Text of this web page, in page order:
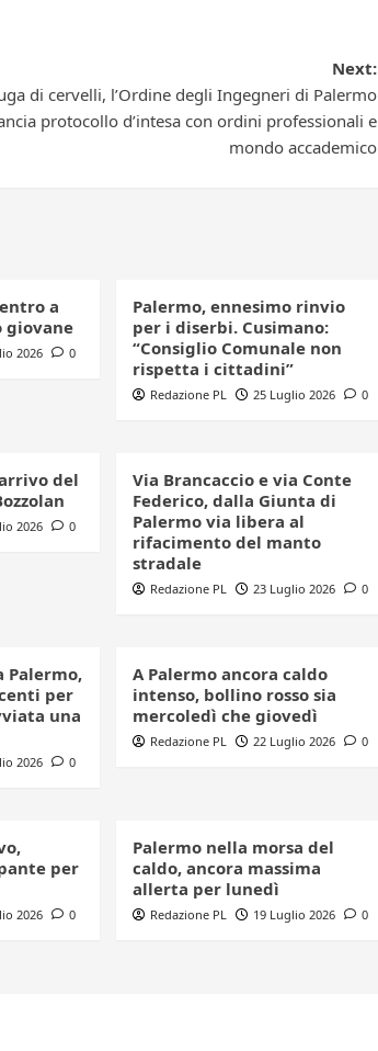
Next:
di cervelli, l’Ordine degli Ingegneri di Palermo
protocollo d’intesa con ordini professionali e
mondo accademico
a
giovane
2026 0
Palermo, ennesimo rinvio
per i diserbi. Cusimano:
“Consiglio Comunale non
rispetta i cittadini”
Redazione PL 25 Luglio 2026 0
del
2026 0
Via Brancaccio e via Conte
Federico, dalla Giunta di
Palermo via libera al
rifacimento del manto
stradale
Redazione PL 23 Luglio 2026 0
Palermo,
per
una
2026 0
A Palermo ancora caldo
intenso, bollino rosso sia
mercoledì che giovedì
Redazione PL 22 Luglio 2026 0
per
2026 0
Palermo nella morsa del
caldo, ancora massima
allerta per lunedì
Redazione PL 19 Luglio 2026 0